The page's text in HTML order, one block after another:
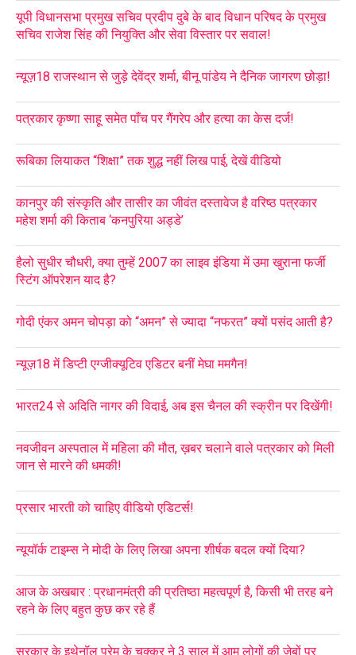
यूपी विधानसभा प्रमुख सचिव प्रदीप दुबे के बाद विधान परिषद के प्रमुख
सचिव राजेश सिंह की नियुक्ति और सेवा विस्तार पर सवाल!
न्यूज़18 राजस्थान से जुड़े देवेंद्र शर्मा, बीनू पांडेय ने दैनिक जागरण छोड़ा!
पत्रकार कृष्णा साहू समेत पाँच पर गैंगरेप और हत्या का केस दर्ज!
रूबिका लियाकत “शिक्षा” तक शुद्ध नहीं लिख पाई, देखें वीडियो
कानपुर की संस्कृति और तासीर का जीवंत दस्तावेज है वरिष्ठ पत्रकार
महेश शर्मा की किताब ‘कनपुरिया अड्डे’
हैलो सुधीर चौधरी, क्या तुम्हें 2007 का लाइव इंडिया में उमा खुराना फर्जी
स्टिंग ऑपरेशन याद है?
गोदी एंकर अमन चोपड़ा को “अमन” से ज्यादा “नफरत” क्यों पसंद आती है?
न्यूज़18 में डिप्टी एग्जीक्यूटिव एडिटर बनीं मेघा ममगैन!
भारत24 से अदिति नागर की विदाई, अब इस चैनल की स्क्रीन पर दिखेंगी!
नवजीवन अस्पताल में महिला की मौत, ख़बर चलाने वाले पत्रकार को मिली
जान से मारने की धमकी!
प्रसार भारती को चाहिए वीडियो एडिटर्स!
न्यूयॉर्क टाइम्स ने मोदी के लिए लिखा अपना शीर्षक बदल क्यों दिया?
आज के अखबार : प्रधानमंत्री की प्रतिष्ठा महत्वपूर्ण है, किसी भी तरह बने
रहने के लिए बहुत कुछ कर रहे हैं
सरकार के इथेनॉल प्रेम के चक्कर ने 3 साल में आम लोगों की जेबों पर